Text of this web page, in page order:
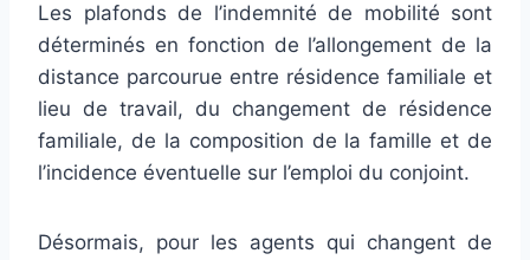
Les plafonds de l’indemnité de mobilité sont
déterminés en fonction de l’allongement de la
distance parcourue entre résidence familiale et
lieu de travail, du changement de résidence
familiale, de la composition de la famille et de
l’incidence éventuelle sur l’emploi du conjoint.
Désormais, pour les agents qui changent de